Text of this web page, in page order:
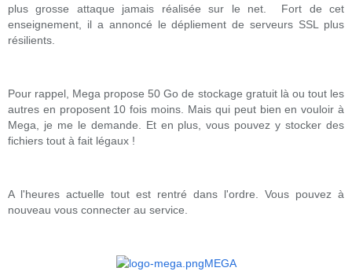
plus grosse attaque jamais réalisée sur le net. Fort de cet
enseignement, il a annoncé le dépliement de serveurs SSL plus
résilients.
Pour rappel, Mega propose 50 Go de stockage gratuit là ou tout les
autres en proposent 10 fois moins. Mais qui peut bien en vouloir à
Mega, je me le demande. Et en plus, vous pouvez y stocker des
fichiers tout à fait légaux !
A l'heures actuelle tout est rentré dans l'ordre. Vous pouvez à
nouveau vous connecter au service.
MEGA